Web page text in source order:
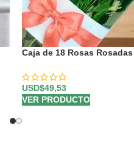
Caja de 18 Rosas Rosadas
USD$49,53
VER PRODUCTO